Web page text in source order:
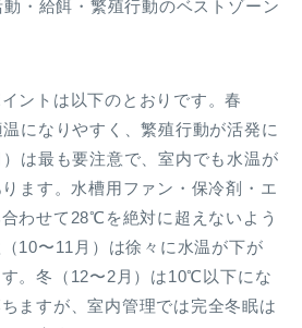
・給餌・繁殖行動のベストゾーン
ントは以下のとおりです。春
温になりやすく、繁殖行動が活発に
は最も要注意で、室内でも水温が
ます。水槽用ファン・保冷剤・エ
わせて28℃を絶対に超えないよう
10〜11月）は徐々に水温が下が
。冬（12〜2月）は10℃以下にな
ますが、室内管理では完全冬眠は